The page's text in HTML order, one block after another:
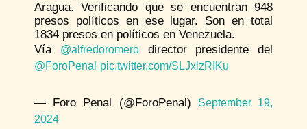
Aragua. Verificando que se encuentran 948
presos políticos en ese lugar. Son en total
1834 presos en políticos en Venezuela.
Vía
@alfredoromerodirector presidente del
@ForoPenal pic.twitter.com/SLJxlzRIKu
— Foro Penal (@ForoPenal)
September 19,
2024